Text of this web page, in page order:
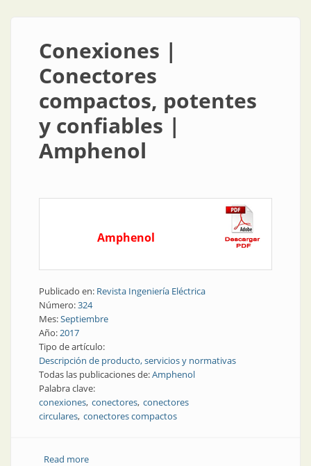
Conexiones |
Conectores
compactos, potentes
y confiables |
Amphenol
Amphenol
Publicado en: Revista Ingeniería Eléctrica
Número:324
Mes:Septiembre
Año:2017
Tipo de artículo:
Descripción de producto, servicios y normativas
Todas las publicaciones de:Amphenol
Palabra clave:
conexiones conectores conectores
circulares conectores compactos
Read moreabout Conexiones | Conectores compactos, potentes